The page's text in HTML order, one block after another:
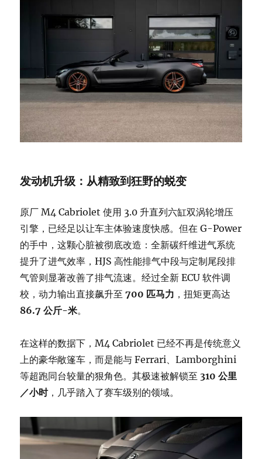
发动机升级：从精致到狂野的蜕变
原厂 M4 Cabriolet 使用 3.0 升直列六缸双涡轮增压
引擎，已经足以让车主体验速度快感。但在 G-Power
的手中，这颗心脏被彻底改造：全新碳纤维进气系统
提升了进气效率，HJS 高性能排气中段与定制尾段排
气管则显著改善了排气流速。经过全新 ECU 软件调
校，动力输出直接飙升至700 匹马力 ，扭矩更高达
86.7 公斤-米。
在这样的数据下，M4 Cabriolet 已经不再是传统意义
上的豪华敞篷车，而是能与 Ferrari、Lamborghini
等超跑同台较量的狠角色。其极速被解锁至 310 公里
／小时，几乎踏入了赛车级别的领域。